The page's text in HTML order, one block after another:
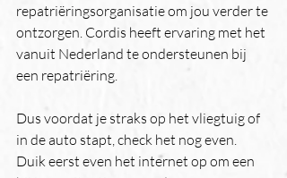
repatriëringsorganisatie om jou verder te
ontzorgen. Cordis heeft ervaring met het
vanuit Nederland te ondersteunen bij
een repatriëring.
Dus voordat je straks op het vliegtuig of
in de auto stapt, check het nog even.
Duik eerst even het internet op om een